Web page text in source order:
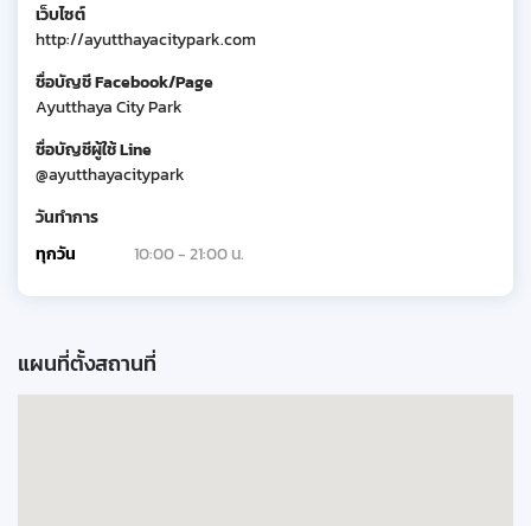
เว็บไซต์
http://ayutthayacitypark.com
ชื่อบัญชี Facebook/Page
Ayutthaya City Park
ชื่อบัญชีผู้ใช้ Line
@ayutthayacitypark
วันทำการ
ทุกวัน
10:00 - 21:00 น.
แผนที่ตั้งสถานที่